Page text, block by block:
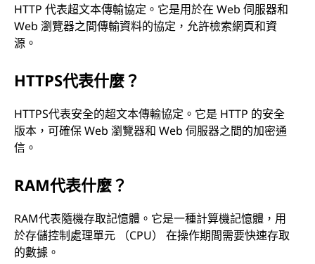
HTTP 代表超文本傳輸協定。它是用於在 Web 伺服器和
Web 瀏覽器之間傳輸資料的協定，允許檢索網頁和資
源。
HTTPS代表什麼？
HTTPS代表安全的超文本傳輸協定。它是 HTTP 的安全
版本，可確保 Web 瀏覽器和 Web 伺服器之間的加密通
信。
RAM代表什麼？
RAM代表隨機存取記憶體。它是一種計算機記憶體，用
於存儲控制處理單元 （CPU） 在操作期間需要快速存取
的數據。